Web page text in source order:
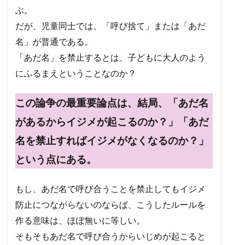
ぶ。
だが、児童同士では、「呼び捨て」または「あだ
名」が普通である。
「あだ名」を禁止するとは、子どもに大人のよう
にふるまえということなのか？
この論争の最重要論点は、結局、「あだ名
があるからイジメが起こるのか？」「あだ
名を禁止すればイジメがなくなるのか？」
という点にある。
もし、あだ名で呼び合うことを禁止してもイジメ
防止につながらないのならば、こうしたルールを
作る意味は、ほぼ無いに等しい。
そもそもあだ名で呼び合うからいじめが起こると